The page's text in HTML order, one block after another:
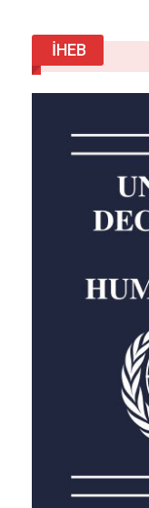
mekanizması,
onaylayan bir
vatandaşın
“Devlet
Metrekaresi 64
“Anayasal
“Kağıt Üstünde
İHEB